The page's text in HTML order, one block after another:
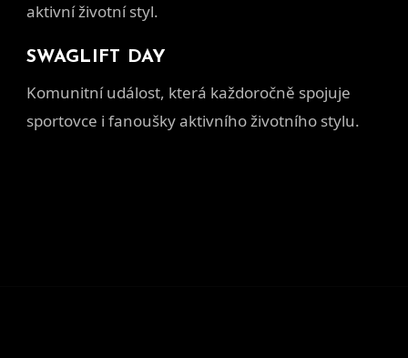
aktivní životní styl.
SWAGLIFT DAY
Komunitní událost, která každoročně spojuje
sportovce i fanoušky aktivního životního stylu.